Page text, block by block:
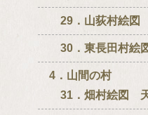
29．山荻村絵図
30．東長田村絵
4．山間の村
31．畑村絵図 天